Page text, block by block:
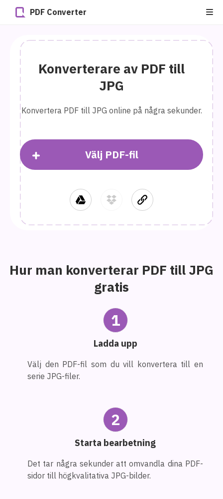
PDF Converter
Konverterare av PDF till
JPG
Konvertera PDF till JPG online på några sekunder.
Välj PDF-fil
Hur man konverterar PDF till JPG
gratis
1
Ladda upp
Välj den PDF-fil som du vill konvertera till en
serie JPG-filer.
2
Starta bearbetning
Det tar några sekunder att omvandla dina PDF-
sidor till högkvalitativa JPG-bilder.